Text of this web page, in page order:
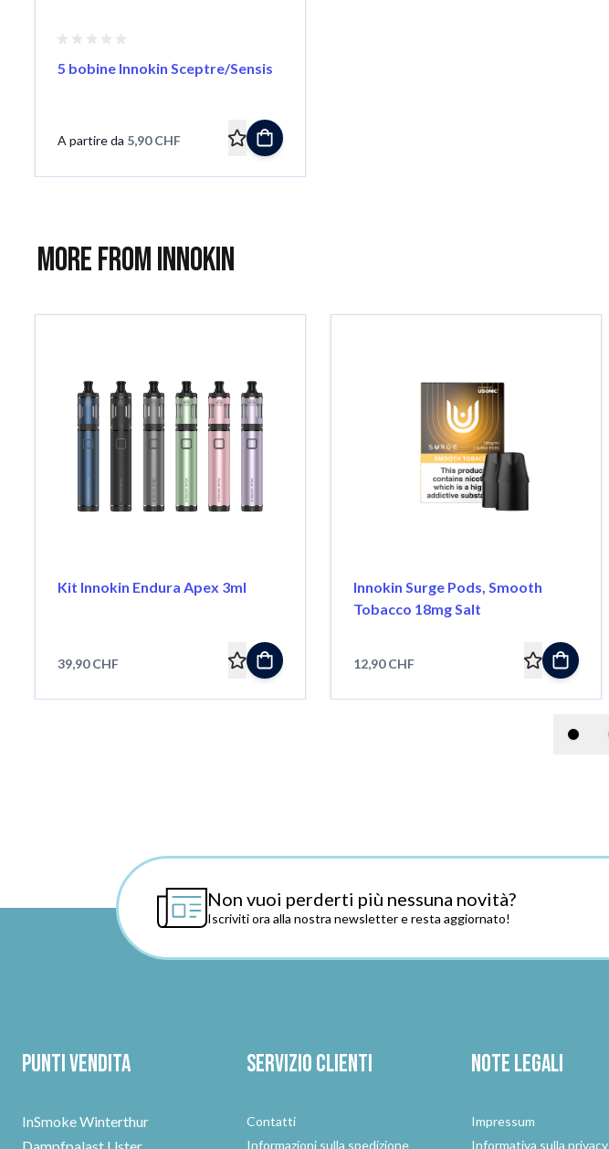
5 bobine Innokin Sceptre/Sensis
A partire da 5,90 CHF
More from Innokin
Kit Innokin Endura Apex 3ml
39,90 CHF
Innokin Surge Pods, Smooth
Tobacco 18mg Salt
12,90 CHF
Non vuoi perderti più nessuna novità?
Iscriviti ora alla nostra newsletter e resta aggiornato!
Punti vendita
InSmoke Winterthur
Servizio clienti
Contatti
Informazioni sulla spedizione
Note legali
Impressum
Informativa sulla privacy